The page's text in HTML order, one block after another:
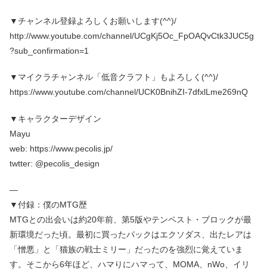
▼チャンネル登録よろしくお願いします(^^)/
http://www.youtube.com/channel/UCgKj5Oc_FpOAQvCtk3JUC5g
?sub_confirmation=1
▼マイクラチャンネル「低音クラフト」もよろしく(^^)/
https://www.youtube.com/channel/UCK0BnihZI-7dfxlLme269nQ
▼キャラクターデザイン
Mayu
web: https://www.pecolis.jp/
twtter: @pecolis_design
—
▼付録：僕のMTG歴
MTGとの出会いは約20年前、第5版やテンペスト・ブロックが最
新環境だった頃。最初に買ったパックはエクソダス、出たレアは
「憎悪」と「猫族の戦士ミリー」だったのを強烈に覚えていま
す。そこから6年ほど、ハマりにハマって、MOMA、nWo、イリ